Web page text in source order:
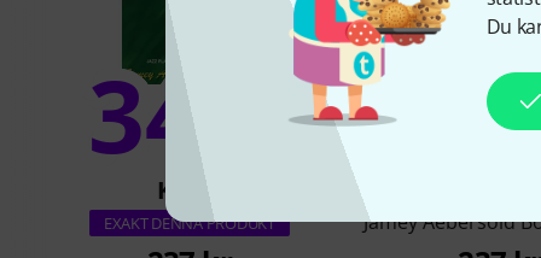
Du
34%
KÖPT
EXAKT DENNA PRODUKT Jamey Aebersold